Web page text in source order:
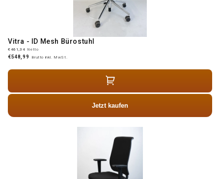
Vitra - ID Mesh Bürostuhl
€461,34 Netto
€548,99 Brutto inkl. MwSt.
Jetzt kaufen